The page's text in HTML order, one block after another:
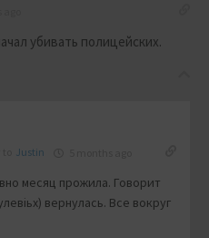
убивать полицейских.
Justin
месяц прожила. Говорит
вернулась. Все вокруг